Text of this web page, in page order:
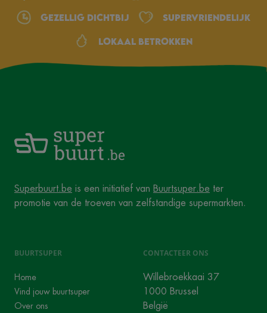
Gezellig dichtbij Supervriendelijk
Lokaal betrokken
Superbuurt.be is een initiatief van Buurtsuper.be ter
promotie van de troeven van zelfstandige supermarkten.
BUURTSUPER
Home
Vind jouw buurtsuper
Over ons
CONTACTEER ONS
Willebroekkaai 37
1000 Brussel
België